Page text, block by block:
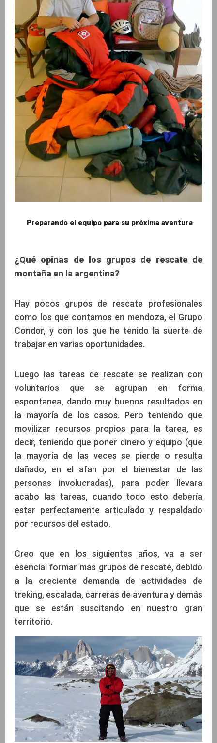
Preparando el equipo para su próxima aventura
¿Qué opinas de los grupos de rescate de
montaña en la argentina?
Hay pocos grupos de rescate profesionales
como los que contamos en mendoza, el Grupo
Condor, y con los que he tenido la suerte de
trabajar en varias oportunidades.
Luego las tareas de rescate se realizan con
voluntarios que se agrupan en forma
espontanea, dando muy buenos resultados en
la mayoría de los casos. Pero teniendo que
movilizar recursos propios para la tarea, es
decir, teniendo que poner dinero y equipo (que
la mayoría de las veces se pierde o resulta
dañado, en el afan por el bienestar de las
personas involucradas), para poder llevara
acabo las tareas, cuando todo esto debería
estar perfectamente articulado y respaldado
por recursos del estado.
Creo que en los siguientes años, va a ser
esencial formar mas grupos de rescate, debido
a la creciente demanda de actividades de
treking, escalada, carreras de aventura y demás
que se están suscitando en nuestro gran
territorio.